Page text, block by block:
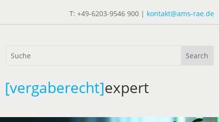
T: +49-6203-9546 900 | kontakt@ams-rae.de
[vergaberecht]expert